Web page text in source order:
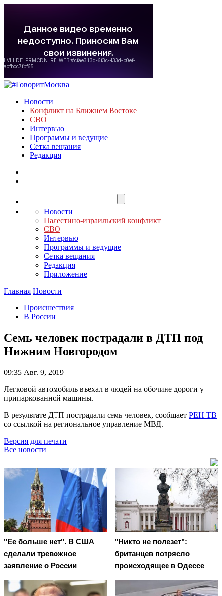
Новости
Конфликт на Ближнем Востоке
СВО
Интервью
Программы и ведущие
Сетка вещания
Редакция
Новости
Палестино-израильский конфликт
СВО
Интервью
Программы и ведущие
Сетка вещания
Редакция
Приложение
Главная Новости
Происшествия
В России
Семь человек пострадали в ДТП под
Нижним Новгородом
09:35 Авг. 9, 2019
Легковой автомобиль въехал в людей на обочине дороги у
припаркованной машины.
В результате ДТП пострадали семь человек, сообщает РЕН ТВ
со ссылкой на региональное управление МВД.
Версия для печати
Все новости
"Ее больше нет". В США
сделали тревожное
заявление о России
"Никто не полезет":
британцев потрясло
происходящее в Одессе